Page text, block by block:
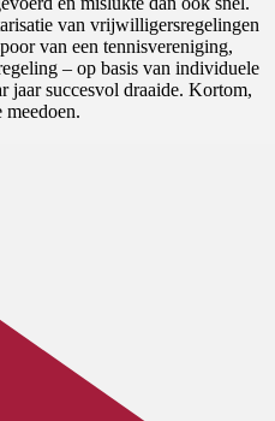
van vrijwilligersregelingen
van een tennisvereniging,
– op basis van individuele
jaar succesvol draaide. Kortom,